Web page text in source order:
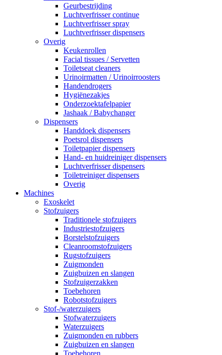
Geurbestrijding
Luchtverfrisser continue
Luchtverfrisser spray
Luchtverfrisser dispensers
Overig
Keukenrollen
Facial tissues / Servetten
Toiletseat cleaners
Urinoirmatten / Urinoirroosters
Handendrogers
Hygiënezakjes
Onderzoektafelpapier
Jashaak / Babychanger
Dispensers
Handdoek dispensers
Poetsrol dispensers
Toiletpapier dispensers
Hand- en huidreiniger dispensers
Luchtverfrisser dispensers
Toiletreiniger dispensers
Overig
Machines
Exoskelet
Stofzuigers
Traditionele stofzuigers
Industriestofzuigers
Borstelstofzuigers
Cleanroomstofzuigers
Rugstofzuigers
Zuigmonden
Zuigbuizen en slangen
Stofzuigerzakken
Toebehoren
Robotstofzuigers
Stof-/waterzuigers
Stofwaterzuigers
Waterzuigers
Zuigmonden en rubbers
Zuigbuizen en slangen
Toebehoren